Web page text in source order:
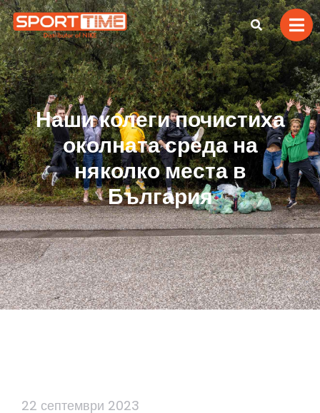
Наши колеги почистиха
околната среда на
няколко места в
България
22 септември 2023